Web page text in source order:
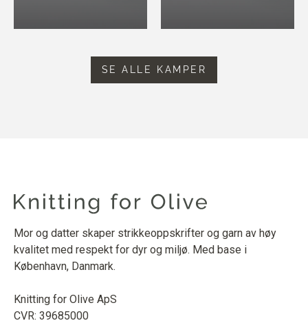
SE ALLE KAMPER
Mor og datter skaper strikkeoppskrifter og garn av høy
kvalitet med respekt for dyr og miljø. Med base i
København, Danmark.
Knitting for Olive ApS
CVR: 39685000